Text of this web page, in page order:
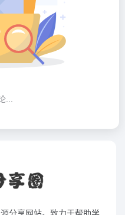
...
分享网站。致力于帮助学